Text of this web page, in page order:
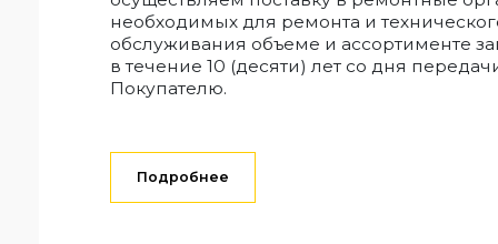
необходимых для ремонта и
обслуживания объеме и ассортименте
в течение 10 (десяти) лет со дня
Покупателю.
Подробнее